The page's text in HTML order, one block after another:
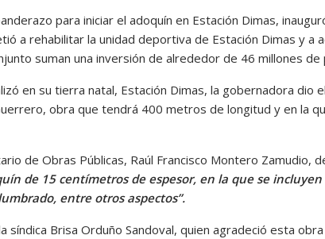
para iniciar el adoquín en Estación Dimas,
a rehabilitar la unidad deportiva de Estación Dimas y a
suman una inversión de alrededor de 46 millones de
en su tierra natal, Estación Dimas, la gobernadora dio
obra que tendrá 400 metros de longitud y en la
de Obras Públicas, Raúl Francisco Montero Zamudio,
de 15 centímetros de espesor, en la que se
entre otros aspectos”.
síndica Brisa Orduño Sandoval, quien agradeció esta